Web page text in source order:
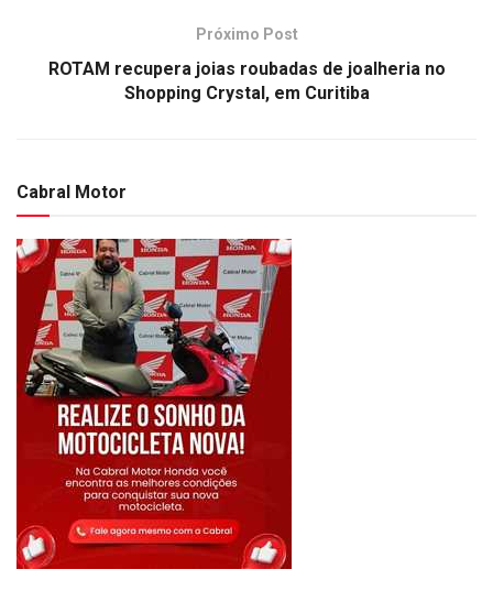
Próximo Post
ROTAM recupera joias roubadas de joalheria no
Shopping Crystal, em Curitiba
Cabral Motor